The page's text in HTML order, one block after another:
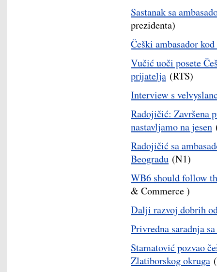
Sastanak sa
prezidenta)
Češki ambasador
Vučić uoči posete
prijatelja (RTS)
Interview s
Radojičić: Završena
nastavljamo na jesen
Radojičić sa
Beogradu (N1)
WB6 should follow
& Commerce )
Dalji razvoj dobrih
Privredna saradnja
Stamatović pozvao
Zlatiborskog okruga